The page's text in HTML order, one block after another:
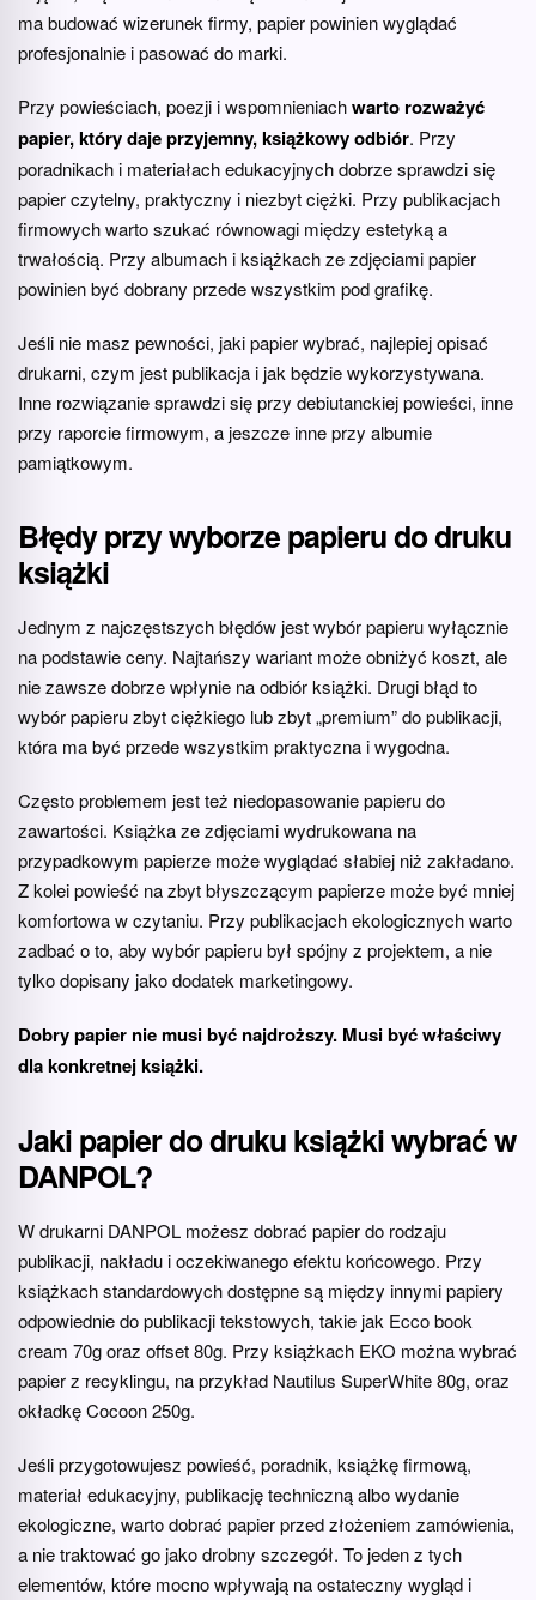
ma budować wizerunek firmy, papier powinien wyglądać
profesjonalnie i pasować do marki.
Przy powieściach, poezji i wspomnieniachwarto rozważyć
papier, który daje przyjemny, książkowy odbiór. Przy
poradnikach i materiałach edukacyjnych dobrze sprawdzi się
papier czytelny, praktyczny i niezbyt ciężki. Przy publikacjach
firmowych warto szukać równowagi między estetyką a
trwałością. Przy albumach i książkach ze zdjęciami papier
powinien być dobrany przede wszystkim pod grafikę.
Jeśli nie masz pewności, jaki papier wybrać, najlepiej opisać
drukarni, czym jest publikacja i jak będzie wykorzystywana.
Inne rozwiązanie sprawdzi się przy debiutanckiej powieści, inne
przy raporcie firmowym, a jeszcze inne przy albumie
pamiątkowym.
Błędy przy wyborze papieru do druku
książki
Jednym z najczęstszych błędów jest wybór papieru wyłącznie
na podstawie ceny. Najtańszy wariant może obniżyć koszt, ale
nie zawsze dobrze wpłynie na odbiór książki. Drugi błąd to
wybór papieru zbyt ciężkiego lub zbyt „premium” do publikacji,
która ma być przede wszystkim praktyczna i wygodna.
Często problemem jest też niedopasowanie papieru do
zawartości. Książka ze zdjęciami wydrukowana na
przypadkowym papierze może wyglądać słabiej niż zakładano.
Z kolei powieść na zbyt błyszczącym papierze może być mniej
komfortowa w czytaniu. Przy publikacjach ekologicznych warto
zadbać o to, aby wybór papieru był spójny z projektem, a nie
tylko dopisany jako dodatek marketingowy.
Dobry papier nie musi być najdroższy. Musi być właściwy
dla konkretnej książki.
Jaki papier do druku książki wybrać w
DANPOL?
W drukarni DANPOL możesz dobrać papier do rodzaju
publikacji, nakładu i oczekiwanego efektu końcowego. Przy
książkach standardowych dostępne są między innymi papiery
odpowiednie do publikacji tekstowych, takie jak Ecco book
cream 70g oraz offset 80g. Przy książkach EKO można wybrać
papier z recyklingu, na przykład Nautilus SuperWhite 80g, oraz
okładkę Cocoon 250g.
Jeśli przygotowujesz powieść, poradnik, książkę firmową,
materiał edukacyjny, publikację techniczną albo wydanie
ekologiczne, warto dobrać papier przed złożeniem zamówienia,
a nie traktować go jako drobny szczegół. To jeden z tych
elementów, które mocno wpływają na ostateczny wygląd i